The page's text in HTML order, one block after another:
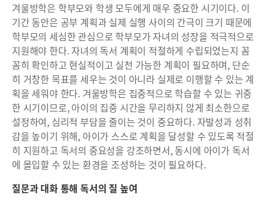
겨울방학은 학부모와 학생 모두에게 매우 중요한 시기이다. 이
기간 동안은 공부 계획과 실제 실행 사이의 간극이 크기 때문에
학부모의 세심한 관심으로 학부모가 자녀의 성장을 적극적으로
지원해야 한다. 자녀의 독서 계획이 적절하게 수립되었는지 꼼
꼼히 확인하고 현실적이고 실천 가능한 계획이 필요하며, 단순
히 거창한 목표를 세우는 것이 아니라 실제로 이행할 수 있는 계
획을 세워야 한다. 겨울방학은 집중적으로 학습할 수 있는 귀중
한 시기이므로, 아이의 집중 시간을 무리하지 않게 최소한으로
설정하여, 심리적 부담을 줄이는 것이 중요하다. 자발성과 성취
감을 높이기 위해, 아이가 스스로 계획을 달성할 수 있도록 적절
히 지원하고 독서의 중요성을 강조하면서, 동시에 아이가 독서
에 몰입할 수 있는 환경을 조성하는 것이 필요하다.
질문과 대화 통해 독서의 질 높여